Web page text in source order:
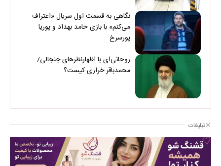
نگاهی به قسمت اول سریال «اعتراف
می‌کنم» با بازی حامد بهداد و پوریا
پورسرخ
روحانی‌ای با اظهارنظرهای جنجالی/
محمدباقر خرازی کیست؟
تبلیغات